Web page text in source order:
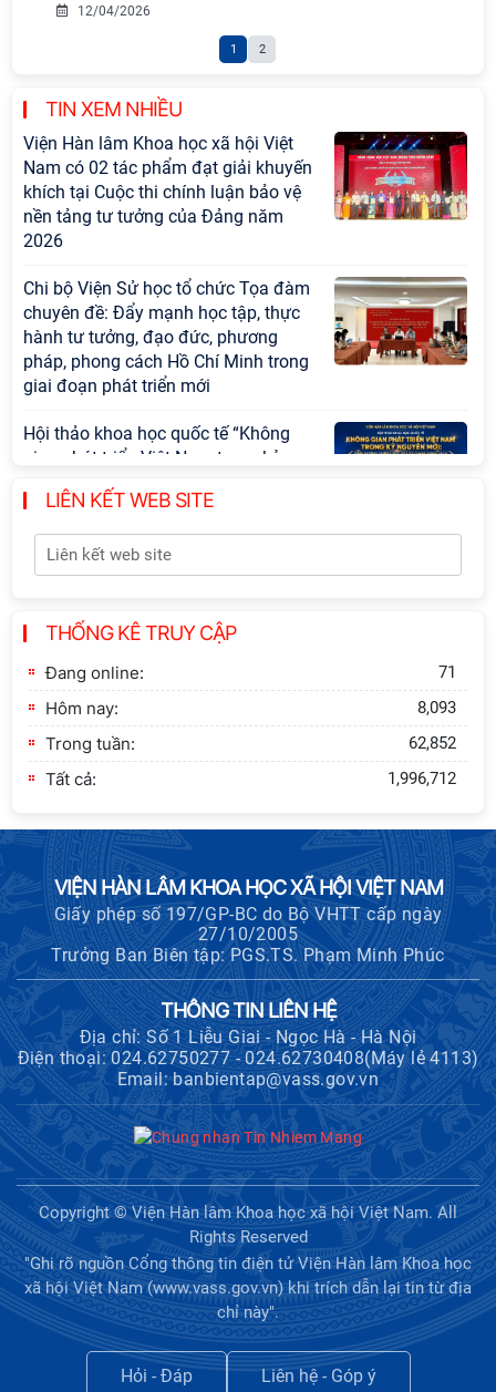
12/04/2026
1 2
TIN XEM NHIỀU
2026
Chi bộ Viện Sử học tổ chức Tọa đàm
hành tư tưởng, đạo đức, phương
pháp, phong cách Hồ Chí Minh trong
giai đoạn phát triển mới
Hội thảo khoa học quốc tế “Không
gian phát triển Việt Nam trong kỷ
và lựa chọn chính sách” sẽ diễn ra
vào thứ ba, ngày 28/7/2026
Tọa đàm Giao lưu chuyên đề về
những kinh nghiệm quan trọng của
Đảng Cộng sản Trung Quốc và Đảng
Cộng sản Việt Nam trong lãnh đạo
sự nghiệp xây dựng chủ nghĩa xã hội
Hội nghị Lãnh đạo Viện Hàn lâm
với Ban Chủ nhiệm các Chương trình
khoa học và công nghệ trọng điểm
Hội thảo khoa học "Kinh tế Việt Nam
6 tháng đầu năm 2026: Thách thức,
động lực và triển vọng phát triển"
Hội nghị Ban Chỉ đạo về dữ liệu Viện
Hàn lâm Khoa học xã hội Việt Nam
Hội thảo quốc tế "Không gian phát
triển Việt Nam trong kỷ nguyên mới:
Định hướng chiến lược và lựa chọn
chính sách”
Khai quật công trường khai thác đá
xây dựng Thành Nhà Hồ ở núi An
Tôn
Thông báo bổ sung về việc tuyển
sinh đào tạo trình độ tiến sĩ đợt 1
năm 2026
LIÊN KẾT WEB SITE
THỐNG KÊ TRUY CẬP
Đang online: 71
Hôm nay: 8,093
Trong tuần: 62,852
Tất cả: 1,996,712
VIỆN HÀN LÂM KHOA HỌC XÃ HỘI VIỆT NAM
Giấy phép số 197/GP-BC do Bộ VHTT cấp ngày
27/10/2005
Trưởng Ban Biên tập: PGS.TS. Phạm Minh Phúc
THÔNG TIN LIÊN HỆ
Địa chỉ: Số 1 Liễu Giai - Ngọc Hà - Hà Nội
Điện thoại: 024.62750277 - 024.62730408(Máy lẻ 4113)
Email: banbientap@vass.gov.vn
Copyright © Viện Hàn lâm Khoa học xã hội Việt Nam. All
Rights Reserved
"Ghi rõ nguồn Cổng thông tin điện tử Viện Hàn lâm Khoa học
xã hội Việt Nam (www.vass.gov.vn) khi trích dẫn lại tin từ địa
chỉ này".
Hỏi - Đáp Liên hệ - Góp ý